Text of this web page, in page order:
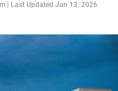
| Last Updated Jun 13, 2026